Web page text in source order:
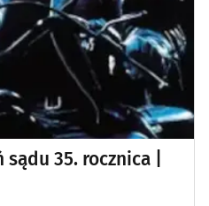
35. rocznica |